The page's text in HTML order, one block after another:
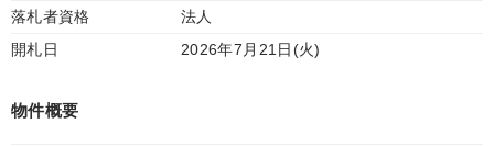
落札者資格
法人
開札日
2026年7月21日(火)
物件概要